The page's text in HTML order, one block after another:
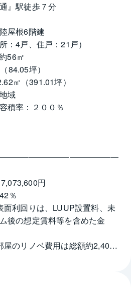
』駅徒歩７分
屋根6階建
：4戸、住戸：21戸）
56㎡
84.05坪）
㎡（391.01坪）
域
積率：２００％
円
％
利回りは、LUUP設置料、未
後の想定賃料等を含めた金
屋のリノベ費用は総額約2,400